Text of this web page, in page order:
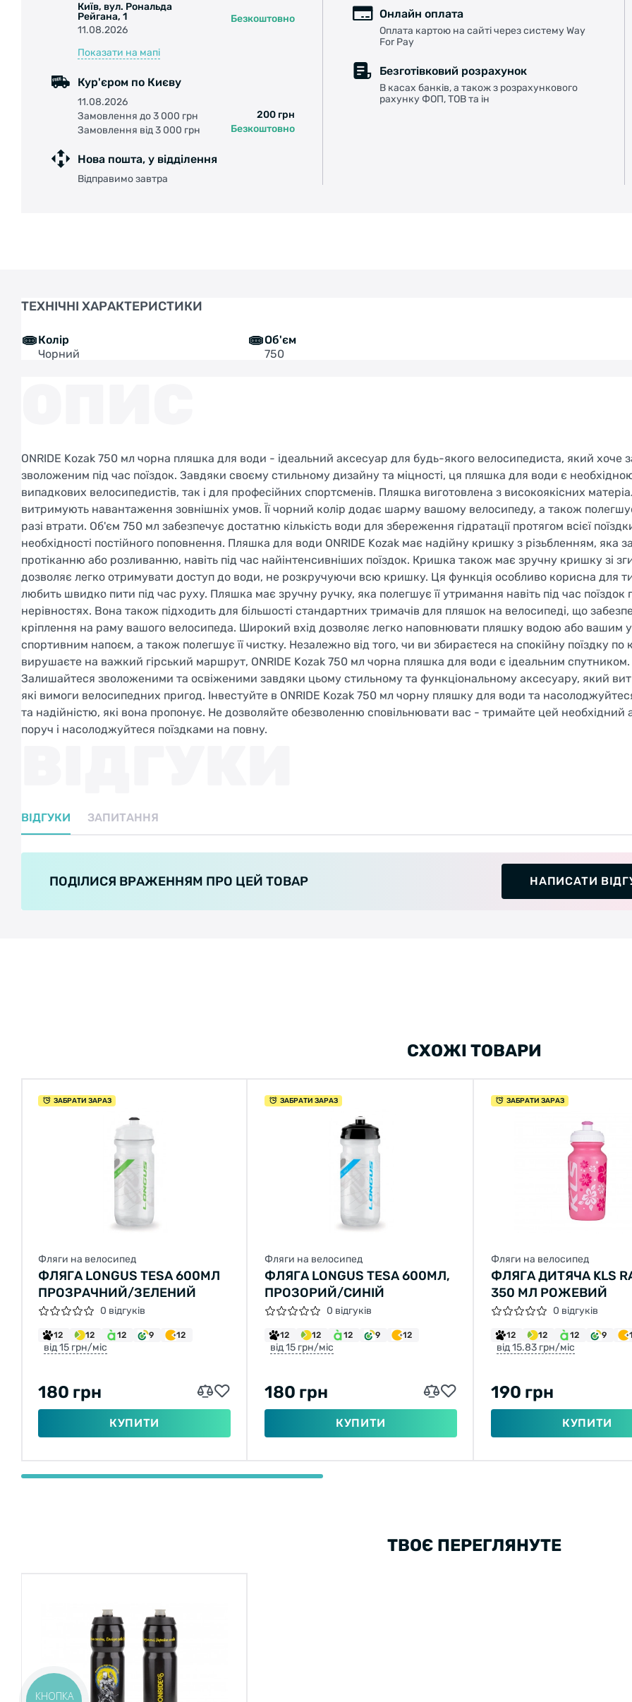
Київ, вул. Рональда
Рейгана, 1
11.08.2026
Безкоштовно
Показати на мапі
Кур'єром по Києву
11.08.2026
Замовлення до 3 000 грн
200 грн
Замовлення від 3 000 грн
Безкоштовно
Нова пошта, у відділення
Відправимо завтра
Онлайн оплата
Оплата картою на сайті через систему Way
For Pay
Безготівковий розрахунок
В касах банків, а також з розрахункового
рахунку ФОП, ТОВ та ін
ТЕХНІЧНІ ХАРАКТЕРИСТИКИ
Колір
Чорний
Об'єм
750
ONRIDE Kozak 750 мл чорна пляшка для води - ідеальний аксесуар для будь-якого велосипедиста, який хоче
зволоженим під час поїздок. Завдяки своєму стильному дизайну та міцності, ця пляшка для води є
випадкових велосипедистів, так і для професійних спортсменів. Пляшка виготовлена з високоякісних
витримують навантаження зовнішніх умов. Її чорний колір додає шарму вашому велосипеду, а також
разі втрати. Об'єм 750 мл забезпечує достатню кількість води для збереження гідратації протягом всієї
необхідності постійного поповнення. Пляшка для води ONRIDE Kozak має надійну кришку з різьбленням, яка
протіканню або розливанню, навіть під час найінтенсивніших поїздок. Кришка також має зручну кришку зі
дозволяє легко отримувати доступ до води, не розкручуючи всю кришку. Ця функція особливо корисна для
любить швидко пити під час руху. Пляшка має зручну ручку, яка полегшує її утримання навіть під час поїздок
нерівностях. Вона також підходить для більшості стандартних тримачів для пляшок на велосипеді, що
кріплення на раму вашого велосипеда. Широкий вхід дозволяє легко наповнювати пляшку водою або вашим
спортивним напоєм, а також полегшує її чистку. Незалежно від того, чи ви збираєтеся на спокійну поїздку по
вирушаєте на важкий гірський маршрут, ONRIDE Kozak 750 мл чорна пляшка для води є ідеальним спутником.
Залишайтеся зволоженими та освіженими завдяки цьому стильному та функціональному аксесуару, який
які вимоги велосипедних пригод. Інвестуйте в ONRIDE Kozak 750 мл чорну пляшку для води та
та надійністю, які вона пропонує. Не дозволяйте обезволенню сповільнювати вас - тримайте цей необхідний
поруч і насолоджуйтеся поїздками на повну.
ВІДГУКИ ЗАПИТАННЯ
ПОДІЛИСЯ ВРАЖЕННЯМ ПРО ЦЕЙ ТОВАР НАПИСАТИ
СХОЖІ ТОВАРИ
ЗАБРАТИ ЗАРАЗ
Фляги на велосипед
ФЛЯГА LONGUS TESA 600МЛ
ПРОЗРАЧНИЙ/ЗЕЛЕНИЙ
0 відгуків
12 12 12 9 12
від 15 грн/міс
180 грн
КУПИТИ
ЗАБРАТИ ЗАРАЗ
Фляги на велосипед
ФЛЯГА LONGUS TESA 600МЛ,
ПРОЗОРИЙ/СИНІЙ
0 відгуків
12 12 12 9 12
від 15 грн/міс
180 грн
КУПИТИ
ЗАБРАТИ ЗАРАЗ
Фляги на велосипед
ФЛЯГА ДИТЯЧА KLS
350 МЛ РОЖЕВИЙ
0 відгуків
12 12 12 9
від 15.83 грн/міс
190 грн
КУПИТИ
ТВОЄ ПЕРЕГЛЯНУТЕ
КНОПКА